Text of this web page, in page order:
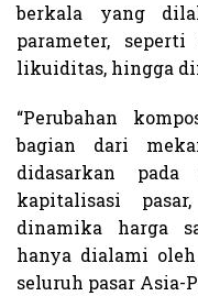
berkala yang
parameter,
likuiditas, hingga
“Perubahan
bagian dari
didasarkan pada
kapitalisasi
dinamika harga
hanya dialami
seluruh pasar Asia-